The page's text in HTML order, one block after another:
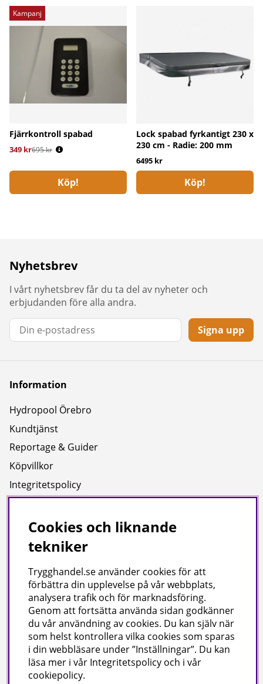
Kampanj
Fjärrkontroll spabad
349 kr
Ordinarie pris:
695 kr
Köp!
Lock spabad fyrkantigt 230 x
230 cm - Radie: 200 mm
6495 kr
Köp!
Nyhetsbrev
I vårt nyhetsbrev får du ta del av nyheter och
erbjudanden före alla andra.
Signa upp
Information
Hydropool Örebro
Kundtjänst
Reportage & Guider
Köpvillkor
Integritetspolicy
Om oss
Gilla oss på facebook!
Ta del av inspiration, tävlingar och mycket mer
Cookies och liknande
tekniker
Trygghandel.se använder cookies för att
förbättra din upplevelse på vår webbplats,
analysera trafik och för marknadsföring.
Genom att fortsätta använda sidan godkänner
du vår användning av cookies. Du kan själv när
som helst kontrollera vilka cookies som sparas
i din webbläsare under ”Inställningar”. Du kan
läsa mer i vår Integritetspolicy och i vår
cookiepolicy.